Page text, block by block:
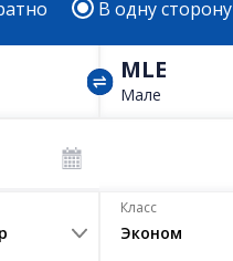
В одну сторону
MLE
Мале
Класс
Эконом